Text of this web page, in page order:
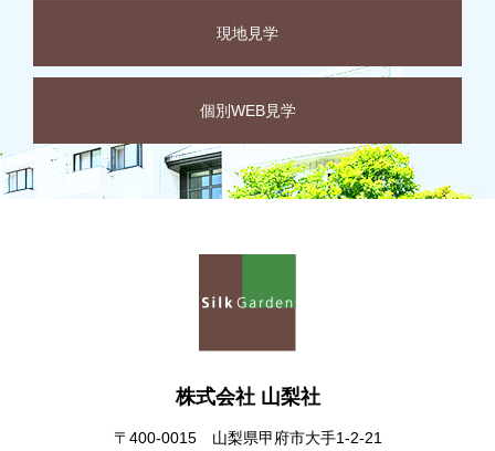
現地見学
個別WEB見学
株式会社 山梨社
〒400-0015 山梨県甲府市大手1-2-21